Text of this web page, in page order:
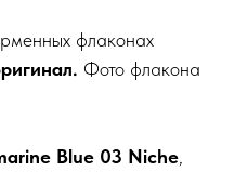
флаконах
Фото флакона
Blue 03 Niche,